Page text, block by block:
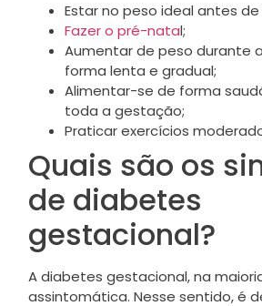
Estar no peso ideal antes
Fazer o pré-natal;
Aumentar de peso durante
forma lenta e gradual;
Alimentar-se de forma
toda a gestação;
Praticar exercícios
Quais são os
de diabetes
gestacional?
A diabetes gestacional, na
assintomática. Nesse sentido, é